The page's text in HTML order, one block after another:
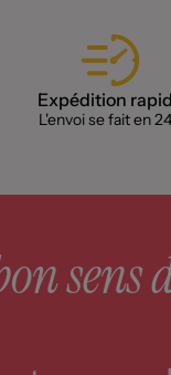
Expédition
L'envoi se fait en
sens